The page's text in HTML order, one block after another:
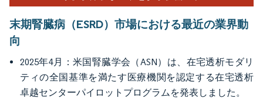
末期腎臓病（ESRD）市場における最近の業界動
向
2025年4月：米国腎臓学会（ASN）は、在宅透析モダリ
ティの全国基準を満たす医療機関を認定する在宅透析
卓越センターパイロットプログラムを発表しました。